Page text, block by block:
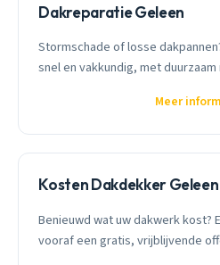
Dakreparatie Geleen
Stormschade of losse
snel en vakkundig, met
Meer
Kosten Dakdekker Geleen
Benieuwd wat uw dakwerk kost?
vooraf een gratis, vrijblijvende